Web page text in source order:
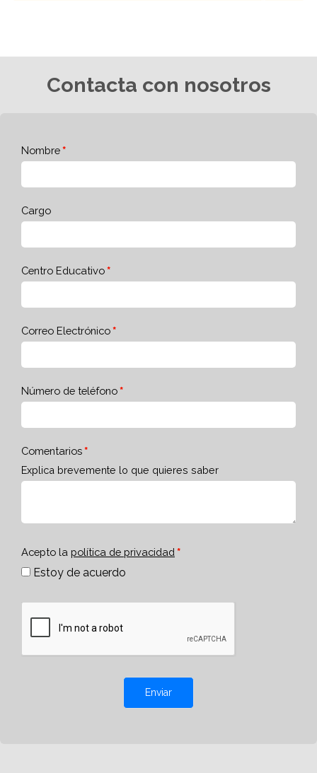
Contacta con nosotros
Nombre
Cargo
Centro Educativo
Correo Electrónico
Número de teléfono
Comentarios
Explica brevemente lo que quieres saber
Acepto la política de privacidad
Estoy de acuerdo
Enviar